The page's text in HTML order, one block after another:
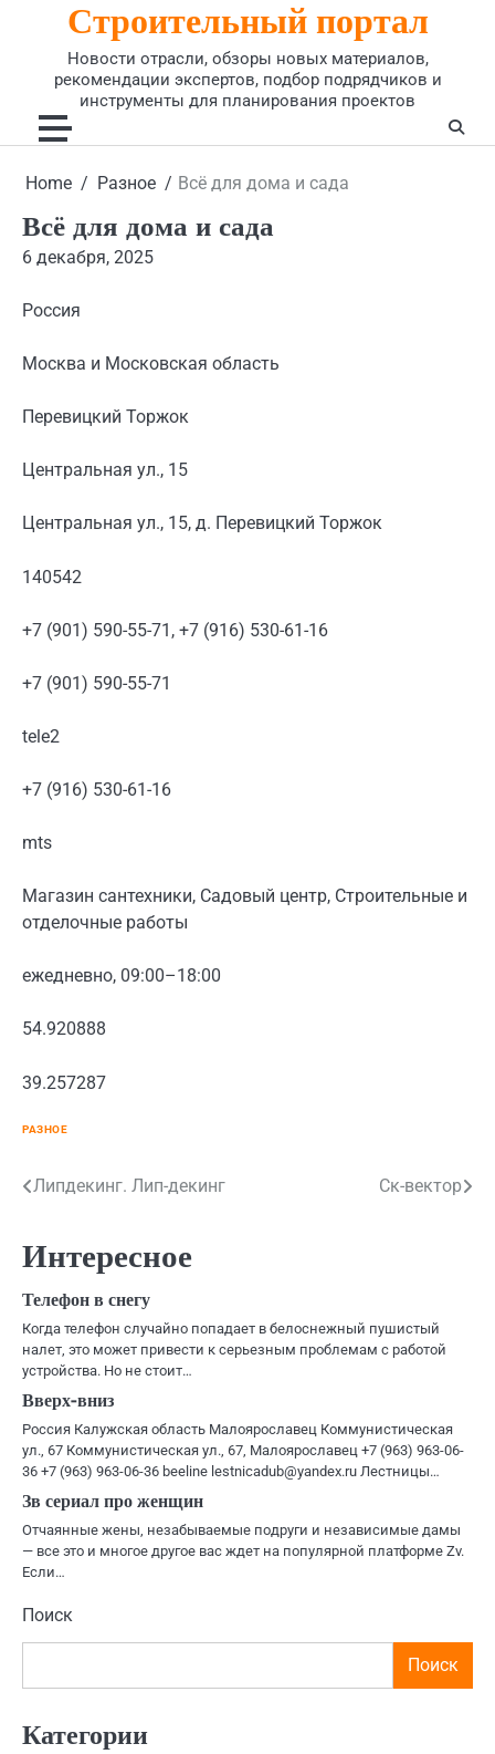
Строительный портал
Новости отрасли, обзоры новых материалов,
рекомендации экспертов, подбор подрядчиков и
инструменты для планирования проектов
Home Разное Всё для дома и сада
Всё для дома и сада
6 декабря, 2025
Россия
Москва и Московская область
Перевицкий Торжок
Центральная ул., 15
Центральная ул., 15, д. Перевицкий Торжок
140542
+7 (901) 590-55-71, +7 (916) 530-61-16
+7 (901) 590-55-71
tele2
+7 (916) 530-61-16
mts
Магазин сантехники, Садовый центр, Строительные и
отделочные работы
ежедневно, 09:00–18:00
54.920888
39.257287
РАЗНОЕ
Навигация
записям
Липдекинг. Лип-декинг Ск-вектор
Интересное
Телефон в снегу
Когда телефон случайно попадает в белоснежный пушистый
налет, это может привести к серьезным проблемам с работой
устройства. Но не стоит…
Вверх-вниз
Россия Калужская область Малоярославец Коммунистическая
ул., 67 Коммунистическая ул., 67, Малоярославец +7 (963) 963-06-
36 +7 (963) 963-06-36 beeline lestnicadub@yandex.ru Лестницы…
Зв сериал про женщин
Отчаянные жены, незабываемые подруги и независимые дамы
— все это и многое другое вас ждет на популярной платформе Zv.
Если…
Поиск
Поиск
Категории